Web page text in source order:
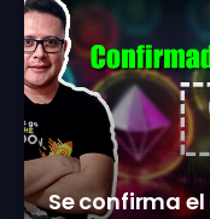
Se confirma